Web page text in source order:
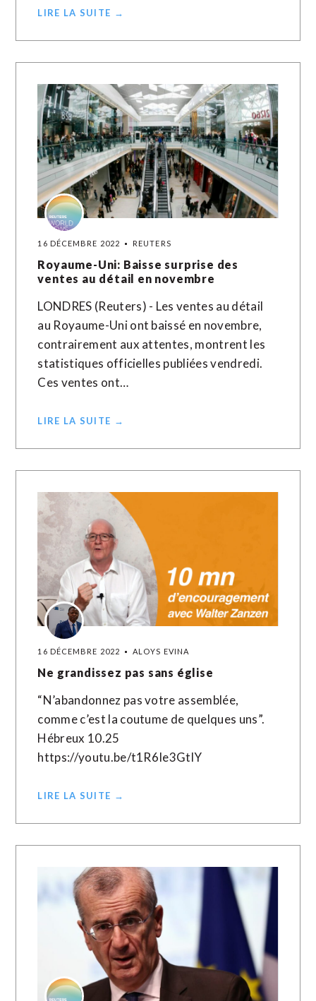
LIRE LA SUITE →
16 DÉCEMBRE 2022 REUTERS
Royaume-Uni: Baisse surprise des
ventes au détail en novembre
LONDRES (Reuters) - Les ventes au détail
au Royaume-Uni ont baissé en novembre,
contrairement aux attentes, montrent les
statistiques officielles publiées vendredi.
Ces ventes ont…
LIRE LA SUITE →
16 DÉCEMBRE 2022 ALOYS EVINA
Ne grandissez pas sans église
“N’abandonnez pas votre assemblée,
comme c’est la coutume de quelques uns”.
Hébreux 10.25
https://youtu.be/t1R6Ie3GtlY
LIRE LA SUITE →